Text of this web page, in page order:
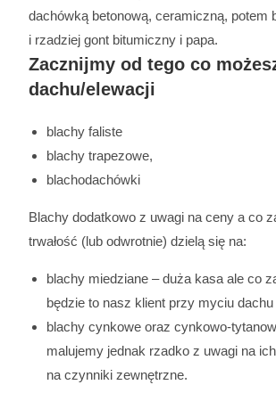
dachówką betonową, ceramiczną, potem
i rzadziej gont bitumiczny i papa.
Zacznijmy od tego co
dachu/elewacji
blachy faliste
blachy trapezowe,
blachodachówki
Blachy dodatkowo z uwagi na ceny a co
trwałość (lub odwrotnie) dzielą się na:
blachy miedziane – duża kasa ale co
będzie to nasz klient przy myciu dachu
blachy cynkowe oraz cynkowo-
malujemy jednak rzadko z uwagi na
na czynniki zewnętrzne.